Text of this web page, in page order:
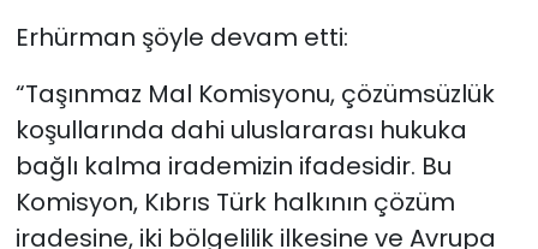
Erhürman şöyle devam etti:
“Taşınmaz Mal Komisyonu, çözümsüzlük
koşullarında dahi uluslararası hukuka
bağlı kalma irademizin ifadesidir. Bu
Komisyon, Kıbrıs Türk halkının çözüm
iradesine, iki bölgelilik ilkesine ve Avrupa